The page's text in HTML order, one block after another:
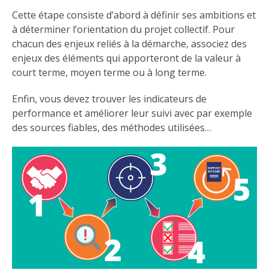
Cette étape consiste d’abord à définir ses ambitions et
à déterminer l’orientation du projet collectif. Pour
chacun des enjeux reliés à la démarche, associez des
enjeux des éléments qui apporteront de la valeur à
court terme, moyen terme ou à long terme.
Enfin, vous devez trouver les indicateurs de
performance et améliorer leur suivi avec par exemple
des sources fiables, des méthodes utilisées…